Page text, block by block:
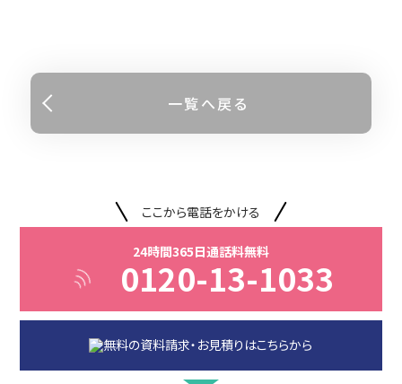
一覧へ戻る
ここから電話をかける
24時間365日通話料無料
0120-13-1033